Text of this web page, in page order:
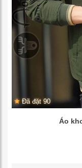
Đã đặt 90
Áo